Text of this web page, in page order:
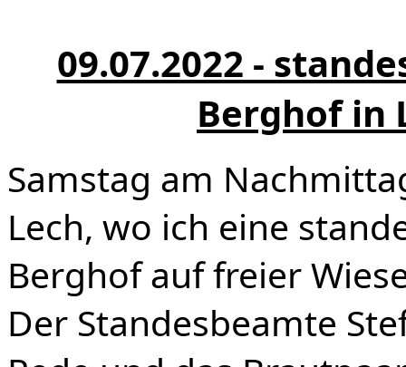
09.07.2022 -
Berghof in
Samstag am
Lech, wo ich eine
Berghof auf freier
Der Standesbeamte